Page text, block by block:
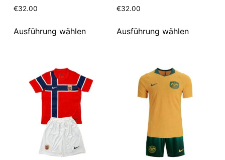
€32.00
Ausführung wählen
€32.00
Ausführung wählen